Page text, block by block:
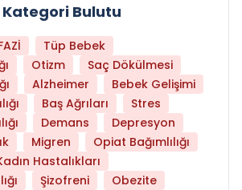
Kategori Bulutu
Tüp Bebek
Otizm
Saç Dökülmesi
Alzheimer
Bebek Gelişimi
Baş Ağrıları
Stres
Demans
Depresyon
Migren
Opiat Bağımlılığı
Hastalıkları
Şizofreni Obezite